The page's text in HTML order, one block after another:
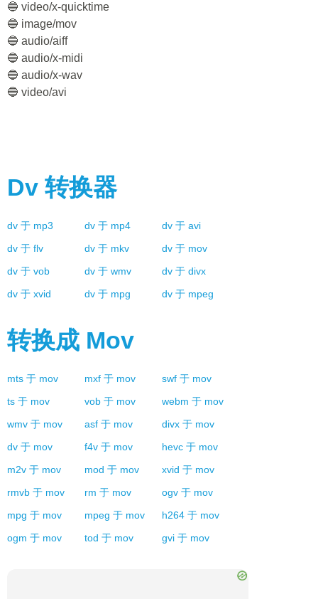
🔵 video/x-quicktime
🔵 image/mov
🔵 audio/aiff
🔵 audio/x-midi
🔵 audio/x-wav
🔵 video/avi
Dv 转换器
dv 于 mp3 dv 于 mp4 dv 于 avi
dv 于 flv dv 于 mkv dv 于 mov
dv 于 vob dv 于 wmv dv 于 divx
dv 于 xvid dv 于 mpg dv 于 mpeg
转换成 Mov
mts 于 mov mxf 于 mov swf 于 mov
ts 于 mov vob 于 mov webm 于 mov
wmv 于 mov asf 于 mov divx 于 mov
dv 于 mov f4v 于 mov hevc 于 mov
m2v 于 mov mod 于 mov xvid 于 mov
rmvb 于 mov rm 于 mov ogv 于 mov
mpg 于 mov mpeg 于 mov h264 于 mov
ogm 于 mov tod 于 mov gvi 于 mov